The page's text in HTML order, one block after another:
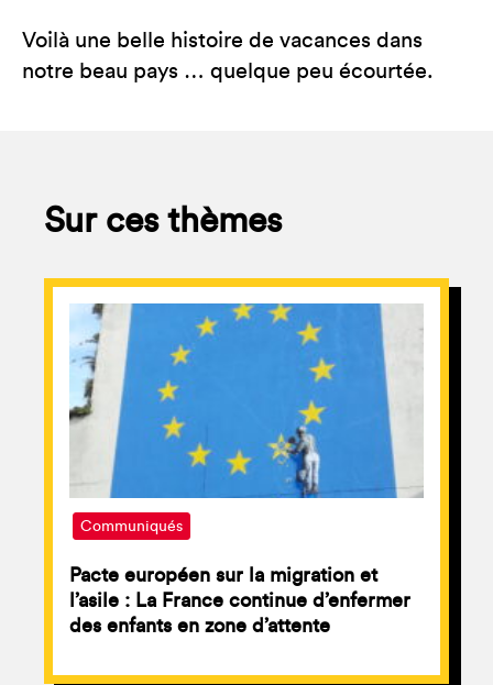
Voilà une belle histoire de vacances dans
notre beau pays … quelque peu écourtée.
Sur ces thèmes
Communiqués
Pacte européen sur la migration et
l’asile : La France continue d’enfermer
des enfants en zone d’attente